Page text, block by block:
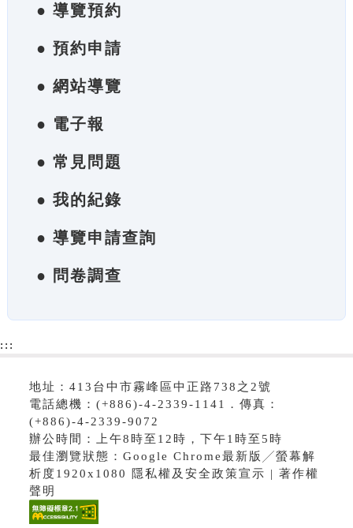
● 導覽預約
● 預約申請
● 網站導覽
● 電子報
● 常見問題
● 我的紀錄
● 導覽申請查詢
● 問卷調查
:::
地址：413台中市霧峰區中正路738之2號
電話總機：(+886)-4-2339-1141．傳真：
(+886)-4-2339-9072
辦公時間：上午8時至12時，下午1時至5時
最佳瀏覽狀態：Google Chrome最新版╱螢幕解
析度1920x1080 隱私權及安全政策宣示 | 著作權
聲明